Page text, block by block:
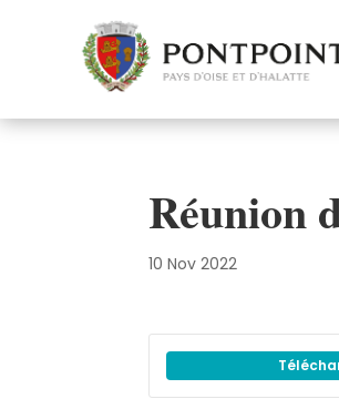
Réunion
10 Nov 2022